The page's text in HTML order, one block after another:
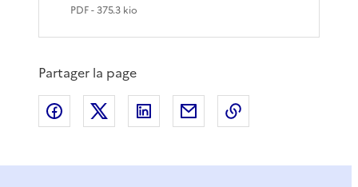
PDF- 375.3 kio
Partager la page
Partager sur Facebook
Partager sur XPartager sur LinkedIn
Partager par email